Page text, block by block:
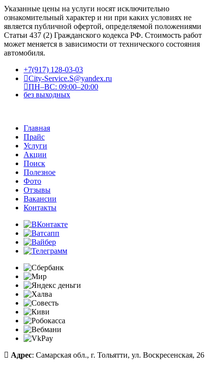
Указанные цены на услуги носят исключительно
ознакомительный характер и ни при каких условиях не
является публичной офертой, определяемой положениями
Статьи 437 (2) Гражданского кодекса РФ. Стоимость работ
может меняется в зависимости от технического состояния
автомобиля.
+7(917) 128-03-03
City-Service.S@yandex.ru
ПН–ВС: 09:00–20:00
без выходных
Главная
Прайс
Услуги
Акции
Поиск
Полезное
Фото
Отзывы
Вакансии
Контакты
Адрес: Самарская обл., г. Тольятти, ул. Воскресенская, 26